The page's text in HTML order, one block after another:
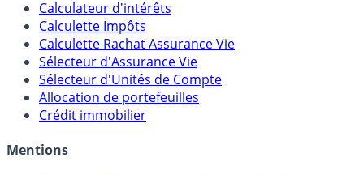
Calculateur d'intérêts
Calculette Impôts
Calculette Rachat Assurance Vie
Sélecteur d'Assurance Vie
Sélecteur d'Unités de Compte
Allocation de portefeuilles
Crédit immobilier
Mentions